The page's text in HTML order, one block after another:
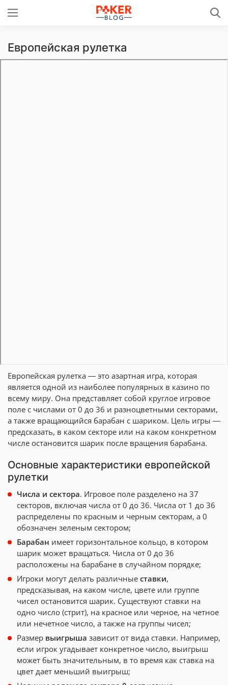
Европейская рулетка
Европейская рулетка — это азартная игра, которая
является одной из наиболее популярных в казино по
всему миру. Она представляет собой круглое игровое
поле с числами от 0 до 36 и разноцветными секторами,
а также вращающийся барабан с шариком. Цель игры —
предсказать, в каком секторе или на каком конкретном
числе остановится шарик после вращения барабана.
Основные характеристики европейской
рулетки
Числа и сектора. Игровое поле разделено на 37
секторов, включая числа от 0 до 36. Числа от 1 до 36
распределены по красным и черным секторам, а 0
обозначен зеленым сектором;
Барабан имеет горизонтальное кольцо, в котором
шарик может вращаться. Числа от 0 до 36
расположены на барабане в случайном порядке;
Игроки могут делать различные ставки,
предсказывая, на каком числе, цвете или группе
чисел остановится шарик. Существуют ставки на
одно число (стрит), на красное или черное, на четное
или нечетное число, а также на группы чисел;
Размер выигрыша зависит от вида ставки. Например,
если игрок угадывает конкретное число, выигрыш
может быть значительным, в то время как ставка на
цвет дает меньший выигрыш;